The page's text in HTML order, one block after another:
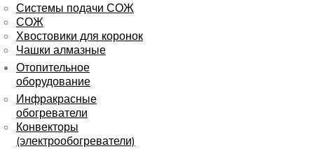
Системы подачи СОЖ
СОЖ
Хвостовики для коронок
Чашки алмазные
Отопительное
оборудование
Инфракрасные
обогреватели
Конвекторы
(электрообогреватели)